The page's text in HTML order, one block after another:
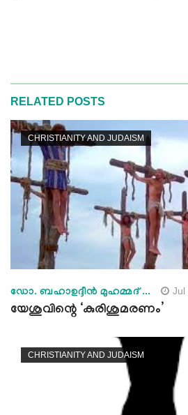
RELATED POSTS
CHRISTIANITY AND JUDAISM
ഡോ. ബഹാഉദ്ദീന്‍ മുഹമ്മദ് ... Jul
യേശുവിന്റെ ‘കുരിശുമരണം’
CHRISTIANITY AND JUDAISM